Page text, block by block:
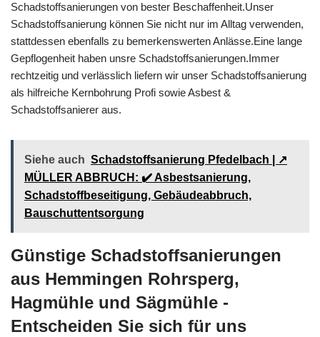
Schadstoffsanierungen von bester Beschaffenheit.Unser
Schadstoffsanierung können Sie nicht nur im Alltag verwenden,
stattdessen ebenfalls zu bemerkenswerten Anlässe.Eine lange
Gepflogenheit haben unsre Schadstoffsanierungen.Immer
rechtzeitig und verlässlich liefern wir unser Schadstoffsanierung
als hilfreiche Kernbohrung Profi sowie Asbest &
Schadstoffsanierer aus.
Siehe auch Schadstoffsanierung Pfedelbach | ↗️
MÜLLER ABBRUCH: ✔️ Asbestsanierung,
Schadstoffbeseitigung, Gebäudeabbruch,
Bauschuttentsorgung
Günstige Schadstoffsanierungen
aus Hemmingen Rohrsperg,
Hagmühle und Sägmühle -
Entscheiden Sie sich für uns